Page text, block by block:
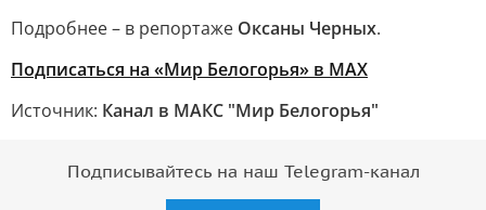
Подробнее – в репортаже Оксаны Черных.
Подписаться на «Мир Белогорья» в MAX
Источник: Канал в МАКС "Мир Белогорья"
Подписывайтесь на наш Telegram-канал